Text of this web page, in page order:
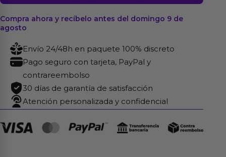
Natural
cantidad
Compra ahora y recíbelo antes del domingo 9 de
agosto
Envío 24/48h en paquete 100% discreto
Pago seguro con tarjeta, PayPal y
contrareembolso
30 días de garantía de satisfacción
Atención personalizada y confidencial